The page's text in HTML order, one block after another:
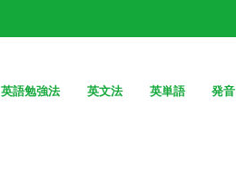
英語勉強法 英文法 英単語 発音